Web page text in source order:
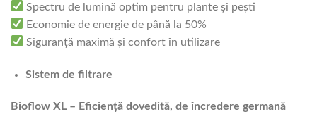
Spectru de lumină optim pentru plante și pești
Economie de energie de până la 50%
Siguranță maximă și confort în utilizare
Sistem de filtrare
Bioflow XL – Eficiență dovedită, de încredere germană